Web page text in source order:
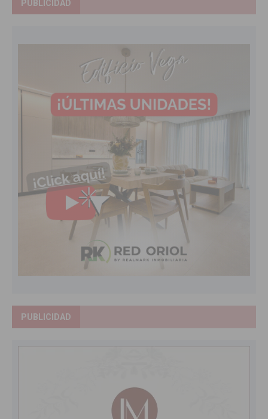
PUBLICIDAD
PUBLICIDAD